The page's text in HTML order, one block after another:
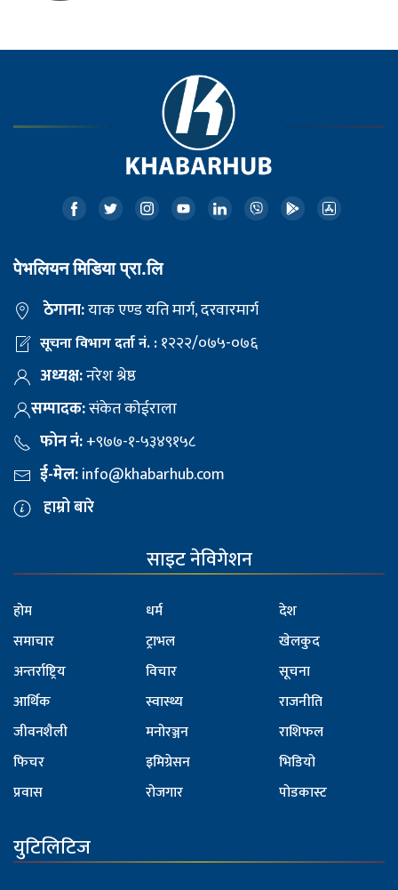
पेभलियन मिडिया प्रा.लि
ठेगाना:याक एण्ड यति मार्ग, दरवारमार्ग
सूचना विभाग दर्ता नं. :१२२२/०७५-०७६
अध्यक्ष:नरेश श्रेष्ठ
सम्पादक:संकेत कोईराला
फोन नं:+९७७-१-५३४९१५८
ई-मेल:info@khabarhub.com
हाम्रो बारे
साइट नेविगेशन
होम
समाचार
अन्तर्राष्ट्रिय
आर्थिक
जीवनशैली
फिचर
प्रवास
धर्म
ट्राभल
विचार
स्वास्थ्य
मनोरञ्जन
इमिग्रेसन
रोजगार
देश
खेलकुद
सूचना
राजनीति
राशिफल
भिडियो
पोडकास्ट
युटिलिटिज